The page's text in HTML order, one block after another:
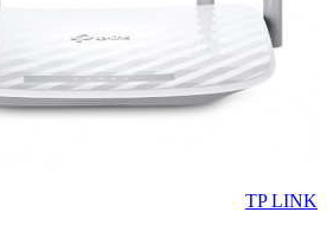
TP LINK